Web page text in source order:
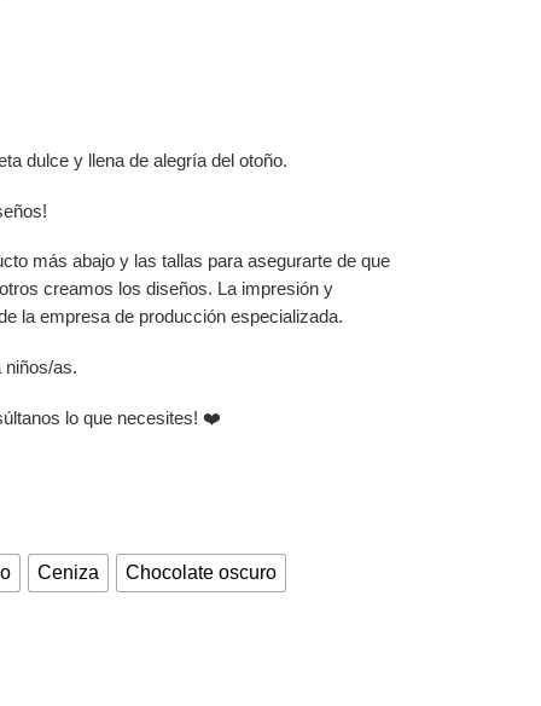
dulce y llena de alegría del otoño.
más abajo y las tallas para asegurarte de que
creamos los diseños. La impresión y
la empresa de producción especializada.
niños/as.
lo que necesites! ❤️
Ceniza Chocolate oscuro